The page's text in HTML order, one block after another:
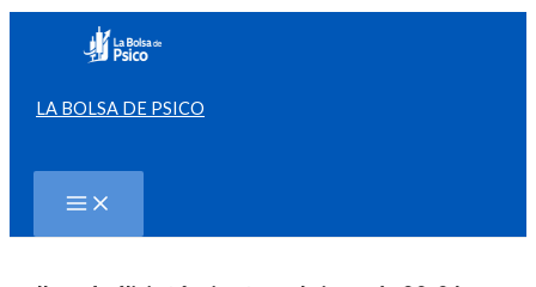
contenido
LA BOLSA DE PSICO